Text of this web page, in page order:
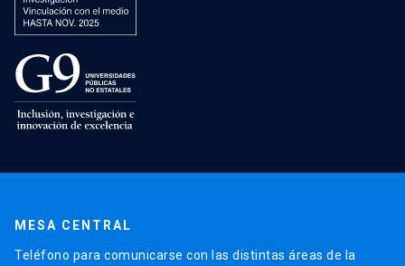
MESA CENTRAL
Teléfono para comunicarse con las distintas áreas de la